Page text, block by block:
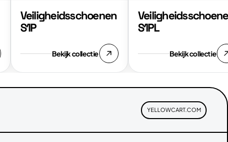
Veiligheidsschoenen
S1P
Bekijk collectie
S1PL
Bekijk collectie
YELLOWCART.COM